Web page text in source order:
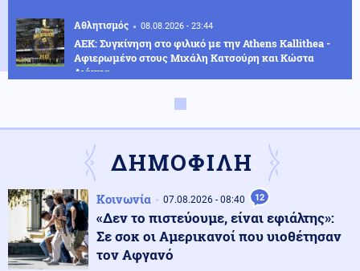
Αθλητισμός 08.08.2026 - 23:44
ΑΕΚ: Συγκίνηση στο φιλικό με την Athens Kallithea -
Αφιερωμένο στους Μιχάλη Κατσούρη και Κώστα
Λιάκκα
Κωνσταντοπούλου: Το έγκλημα των υποκλοπών
αποτελεί έγκλημα κατά της Δημοκρατίας - Η ανάρτησή
της
Κόσμος 08.08.2026 - 23:25
Τους "την έσκασε" άθελά του ο Ρονάλντο: Πλήθος
κόσμου στη Μαδέρα για το γάμο, αλλά τελικά
παντρευόταν άλλο ζευγάρι
ΔΗΜΟΦΙΛΗ
Κοινωνία 07.08.2026 - 08:40 12
«Δεν το πιστεύουμε, είναι εφιάλτης»:
Σε σοκ οι Αμερικανοί που υιοθέτησαν
τον Αφγανό